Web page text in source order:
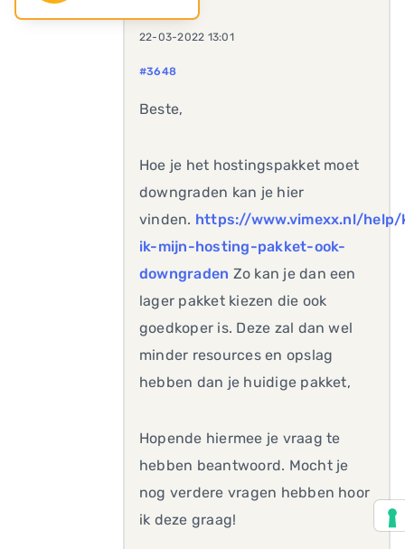
22-03-2022 13:01
#3648
Beste,
Hoe je het hostingspakket moet
downgraden kan je hier
vinden. https://www.vimexx.nl/
ik-mijn-hosting-pakket-ook-
downgraden Zo kan je dan een
lager pakket kiezen die ook
goedkoper is. Deze zal dan wel
minder resources en opslag
hebben dan je huidige pakket,
Hopende hiermee je vraag te
hebben beantwoord. Mocht je
nog verdere vragen hebben hoor
ik deze graag!